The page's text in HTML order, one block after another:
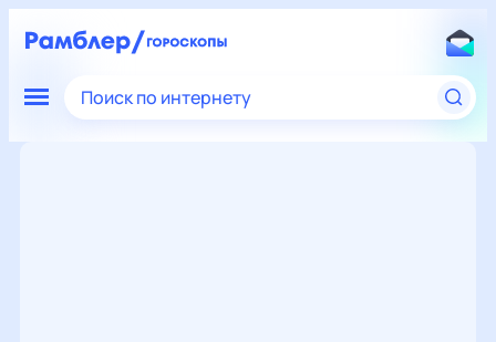
Поиск по интернету